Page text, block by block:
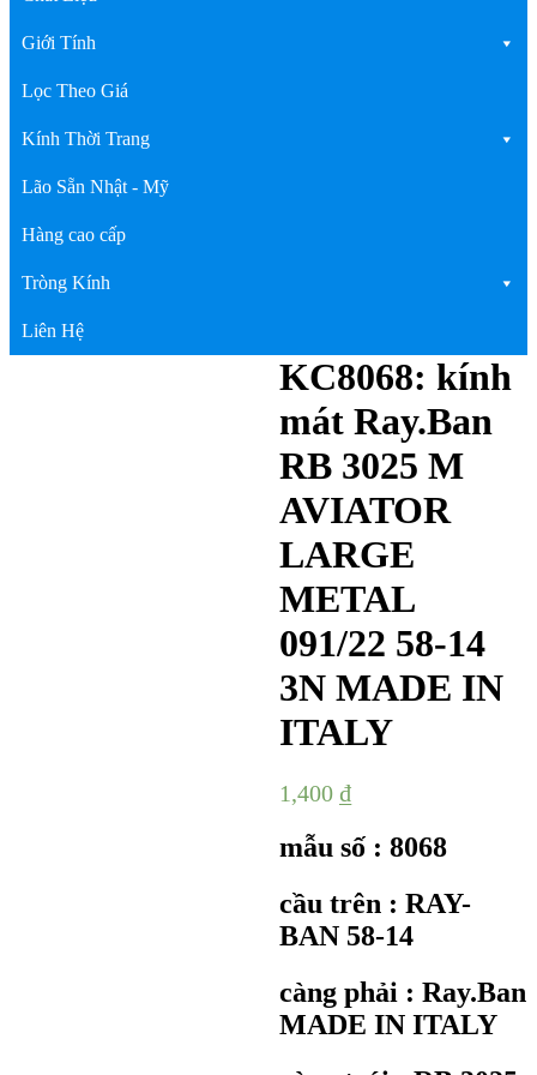
Giới Tính
Lọc Theo Giá
Kính Thời Trang
Lão Sẵn Nhật - Mỹ
Hàng cao cấp
Tròng Kính
Liên Hệ
KC8068: kính
mát Ray.Ban
RB 3025 M
AVIATOR
LARGE
METAL
091/22 58-14
3N MADE IN
ITALY
1,400 ₫
mẫu số : 8068
cầu trên : RAY-
BAN 58-14
càng phải : Ray.Ban
MADE IN ITALY